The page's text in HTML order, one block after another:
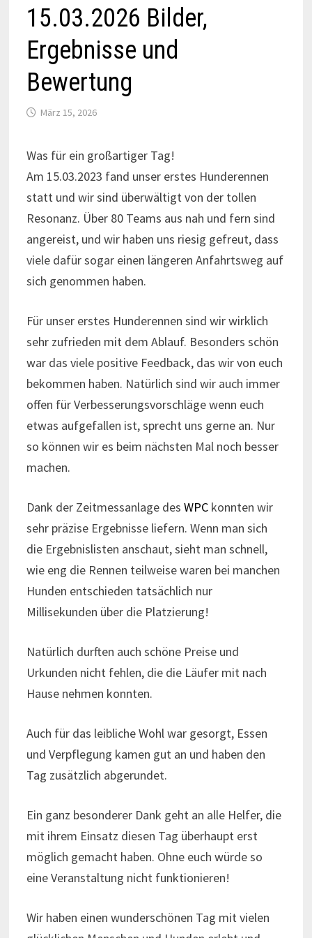
15.03.2026 Bilder,
Ergebnisse und
Bewertung
März 15, 2026
Was für ein großartiger Tag!
Am 15.03.2023 fand unser erstes Hunderennen
statt und wir sind überwältigt von der tollen
Resonanz. Über 80 Teams aus nah und fern sind
angereist, und wir haben uns riesig gefreut, dass
viele dafür sogar einen längeren Anfahrtsweg auf
sich genommen haben.
Für unser erstes Hunderennen sind wir wirklich
sehr zufrieden mit dem Ablauf. Besonders schön
war das viele positive Feedback, das wir von euch
bekommen haben. Natürlich sind wir auch immer
offen für Verbesserungsvorschläge wenn euch
etwas aufgefallen ist, sprecht uns gerne an. Nur
so können wir es beim nächsten Mal noch besser
machen.
Dank der Zeitmessanlage des WPC konnten wir
sehr präzise Ergebnisse liefern. Wenn man sich
die Ergebnislisten anschaut, sieht man schnell,
wie eng die Rennen teilweise waren bei manchen
Hunden entschieden tatsächlich nur
Millisekunden über die Platzierung!
Natürlich durften auch schöne Preise und
Urkunden nicht fehlen, die die Läufer mit nach
Hause nehmen konnten.
Auch für das leibliche Wohl war gesorgt, Essen
und Verpflegung kamen gut an und haben den
Tag zusätzlich abgerundet.
Ein ganz besonderer Dank geht an alle Helfer, die
mit ihrem Einsatz diesen Tag überhaupt erst
möglich gemacht haben. Ohne euch würde so
eine Veranstaltung nicht funktionieren!
Wir haben einen wunderschönen Tag mit vielen